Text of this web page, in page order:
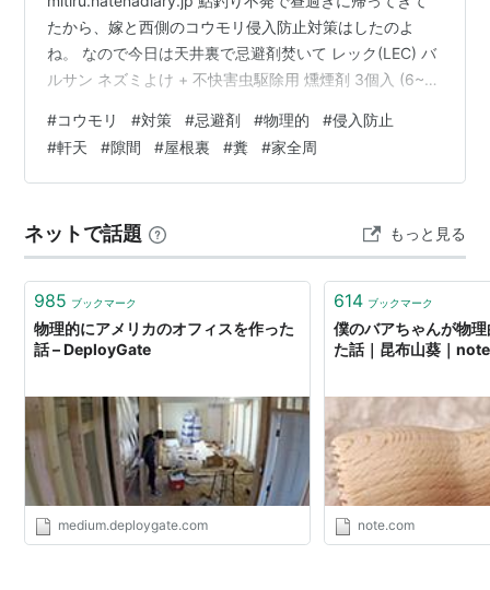
たから、嫁と西側のコウモリ侵入防止対策はしたのよ
ね。 なので今日は天井裏で忌避剤焚いて レック(LEC) バ
ルサン ネズミよけ + 不快害虫駆除用 燻煙剤 3個入 (6~8
リン配合 バルサン Amazon ↑これね 少し放置して屋根
裏に居たら追い出してから本丸の西側を塞ぐ予定。 屋根
裏はウンコで汚れまくってる事を想定し ヘッドライト、
行ったら、たいーほされそう（笑） ここ…
#コウモリ #対策 #忌避剤 #物理的 #侵入防止
#軒天 #隙間 #屋根裏 #糞 #家全周
ネットで話題 もっと見る
985 ブックマーク
物理的にアメリカのオフィスを作った
話 – DeployGate
medium.deploygate.com
614 ブックマーク
僕のバアちゃんが物
た話｜昆布山葵｜note
note.com